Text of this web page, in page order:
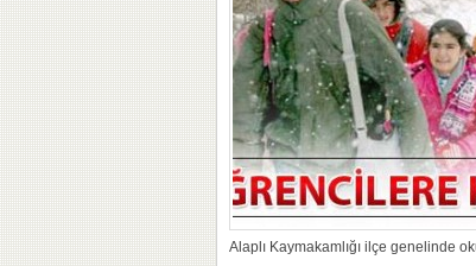
Alaplı Kaymakamlığı ilçe genelinde